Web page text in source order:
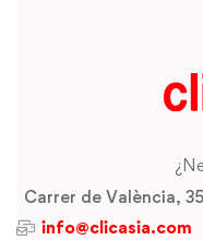
Carrer de València,
info@clicasia.com